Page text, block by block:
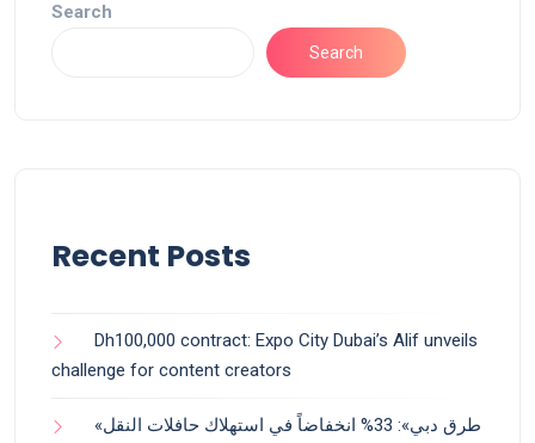
Search
Search
Recent Posts
Dh100,000 contract: Expo City Dubai’s Alif unveils
challenge for content creators
«طرق دبي»: 33% انخفاضاً في استهلاك حافلات النقل